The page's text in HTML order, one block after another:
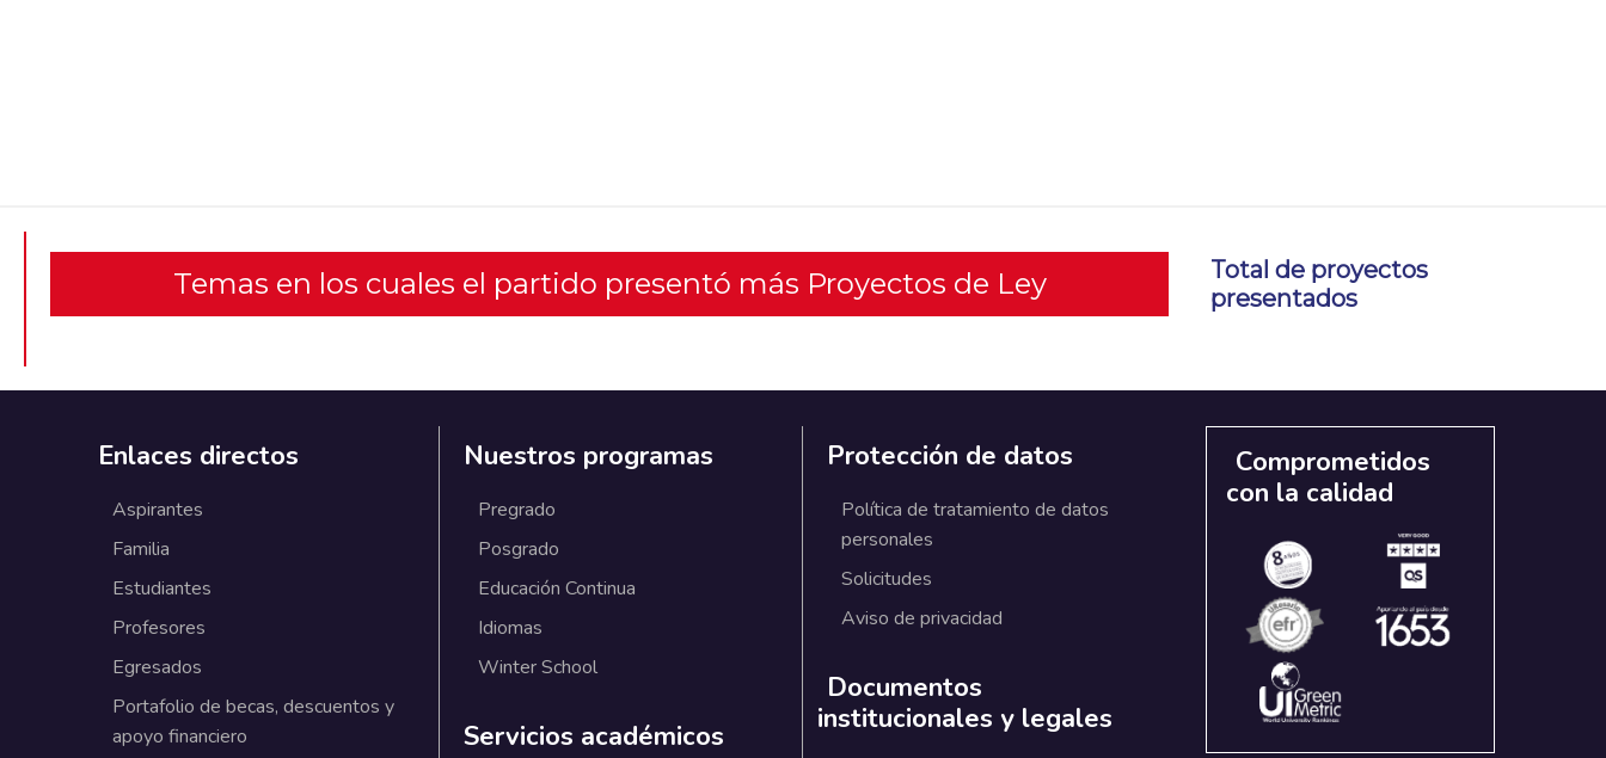
Temas en los cuales el partido presentó más Proyectos de Ley
Total de proyectos
presentados
Enlaces directos
Aspirantes
Familia
Estudiantes
Profesores
Egresados
Portafolio de becas, descuentos y
apoyo financiero
Nuestros programas
Pregrado
Posgrado
Educación Continua
Idiomas
Winter School
Servicios académicos
Protección de datos
Política de tratamiento de datos
personales
Solicitudes
Aviso de privacidad
Documentos
institucionales y legales
Comprometidos
con la calidad